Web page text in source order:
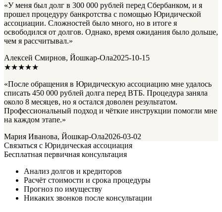
«У меня был долг в 300 000 рублей перед Сбербанком, и я
прошел процедуру банкротства с помощью Юридической
ассоциации. Сложностей было много, но в итоге я
освободился от долгов. Однако, время ожидания было дольше,
чем я рассчитывал.»
Алексей Смирнов, Йошкар-Ола2025-10-15
★★★★★
«После обращения в Юридическую ассоциацию мне удалось
списать 450 000 рублей долга перед ВТБ. Процедура заняла
около 8 месяцев, но я остался доволен результатом.
Профессиональный подход и чёткие инструкции помогли мне
на каждом этапе.»
Мария Иванова, Йошкар-Ола2026-03-02
Связаться с Юридическая ассоциация
Бесплатная первичная консультация
Анализ долгов и кредиторов
Расчёт стоимости и срока процедуры
Прогноз по имуществу
Никаких звонков после консультации